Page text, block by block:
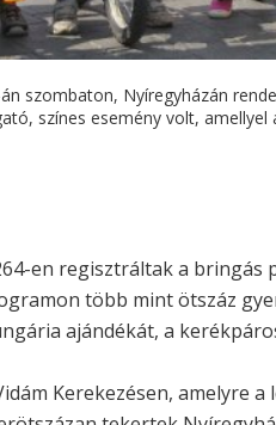
szombaton, Nyíregyházán
színes esemény volt,
en regisztráltak a bringás
több mint ötszáz
ajándékát, a
Kerekezésen, amelyre